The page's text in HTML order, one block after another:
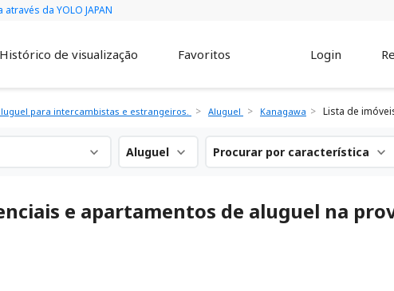
da YOLO JAPAN
Histórico de visualização Favoritos Login
para intercambistas e estrangeiros. Aluguel Kanagawa Lista de
Aluguel Procurar por característica
e apartamentos de aluguel na